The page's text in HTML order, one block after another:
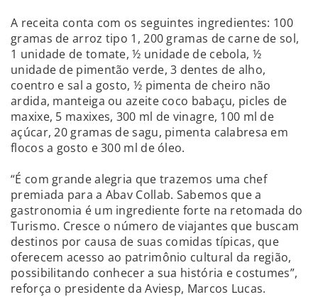
A receita conta com os seguintes ingredientes: 100
gramas de arroz tipo 1, 200 gramas de carne de sol,
1 unidade de tomate, ½ unidade de cebola, ½
unidade de pimentão verde, 3 dentes de alho,
coentro e sal a gosto, ½ pimenta de cheiro não
ardida, manteiga ou azeite coco babaçu, picles de
maxixe, 5 maxixes, 300 ml de vinagre, 100 ml de
açúcar, 20 gramas de sagu, pimenta calabresa em
flocos a gosto e 300 ml de óleo.
“É com grande alegria que trazemos uma chef
premiada para a Abav Collab. Sabemos que a
gastronomia é um ingrediente forte na retomada do
Turismo. Cresce o número de viajantes que buscam
destinos por causa de suas comidas típicas, que
oferecem acesso ao patrimônio cultural da região,
possibilitando conhecer a sua história e costumes”,
reforça o presidente da Aviesp, Marcos Lucas.